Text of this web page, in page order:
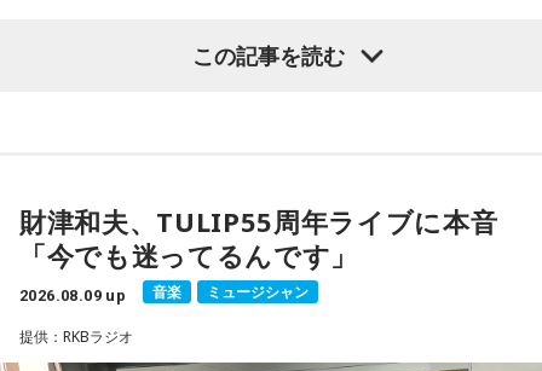
パーソナリティを務め、漫画にまつわるゲストを迎えるポッ
18年に及ぶ「宇宙兄弟」の連載完結のタイミングでの出演と
なり、「宇宙兄弟」誕生のエピソードや「キャラクターに出
会う」というキャラクター造形について、ストーリーの発想
この記事を読む
財津和夫、TULIP55周年ライブに本音
「今でも迷ってるんです」
2026.08.09 up 音楽 ミュージシャン
提供：RKBラジオ